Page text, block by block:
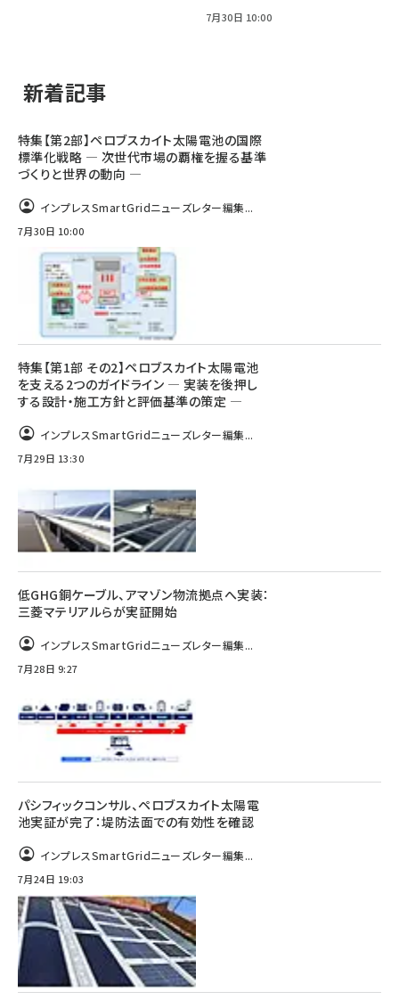
7月30日 10:00
新着記事
特集【第2部】ペロブスカイト太陽電池の国際
標準化戦略 ― 次世代市場の覇権を握る基準
づくりと世界の動向 ―
インプレスSmartGridニューズレター編集...
7月30日 10:00
特集【第1部 その2】ペロブスカイト太陽電池
を支える2つのガイドライン ― 実装を後押し
する設計・施工方針と評価基準の策定 ―
インプレスSmartGridニューズレター編集...
7月29日 13:30
低GHG銅ケーブル、アマゾン物流拠点へ実装：
三菱マテリアルらが実証開始
インプレスSmartGridニューズレター編集...
7月28日 9:27
パシフィックコンサル、ペロブスカイト太陽電
池実証が完了：堤防法面での有効性を確認
インプレスSmartGridニューズレター編集...
7月24日 19:03